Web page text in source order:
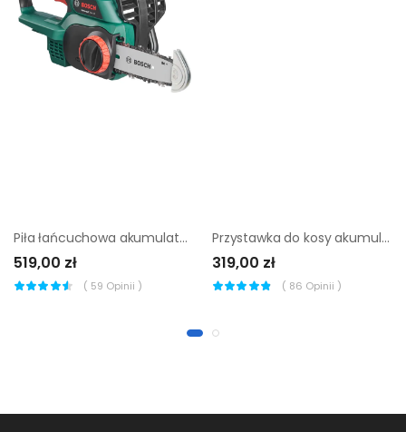
Piła łańcuchowa akumulatorowa Bosch UniversalChain 18V
519,00 zł
( 59 Opinii )
Przystawka do kosy akumulatorowej WG186E pilarka Worx
319,00 zł
( 86 Opinii )